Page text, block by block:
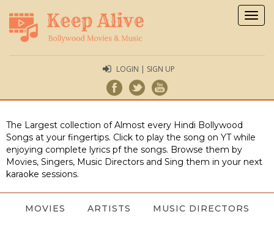
LOGIN | SIGN UP
The Largest collection of Almost every Hindi Bollywood
Songs at your fingertips. Click to play the song on YT while
enjoying complete lyrics pf the songs. Browse them by
Movies, Singers, Music Directors and Sing them in your next
karaoke sessions.
MOVIES ARTISTS MUSIC DIRECTORS